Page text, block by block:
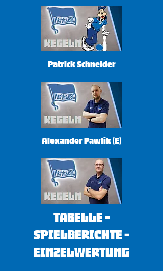
Patrick Schneider
Alexander Pawlik (E)
Tabelle -
Spielberichte -
Einzelwertung